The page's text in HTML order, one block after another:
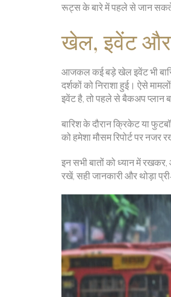
रूट्स के बारे में पहले से जान
खेल, इवेंट और
आजकल कई बड़े खेल इवेंट भी
दर्शकों को निराशा हुई। ऐसे
इवेंट है, तो पहले से बैकअप प्लान
बारिश के दौरान क्रिकेट या
को हमेशा मौसम रिपोर्ट पर
इन सभी बातों को ध्यान में
रखें, सही जानकारी और थोड़ा